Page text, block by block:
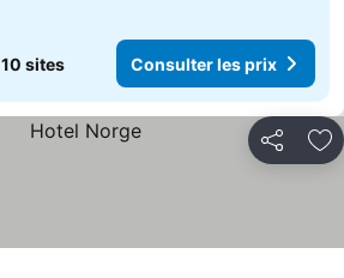
10 sites Consulter les prix
Partager